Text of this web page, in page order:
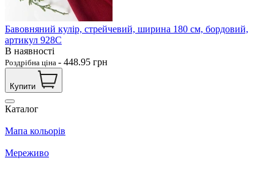
Бавовняний кулір, стрейчевий, ширина 180 см, бордовий,
артикул 928С
В наявності
Роздрібна ціна - 448.95 грн
Купити
Каталог
Мапа кольорів
Мереживо